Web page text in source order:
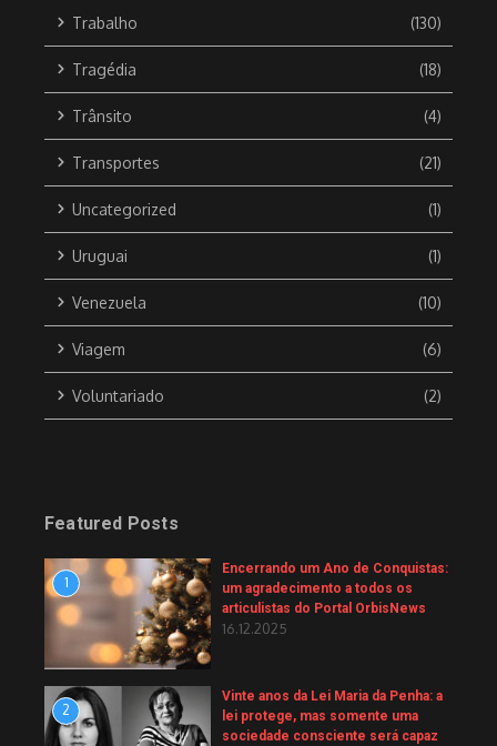
Trabalho (130)
Tragédia (18)
Trânsito (4)
Transportes (21)
Uncategorized (1)
Uruguai (1)
Venezuela (10)
Viagem (6)
Voluntariado (2)
Featured Posts
1
Encerrando um Ano de Conquistas:
um agradecimento a todos os
articulistas do Portal OrbisNews
16.12.2025
2
Vinte anos da Lei Maria da Penha: a
lei protege, mas somente uma
sociedade consciente será capaz